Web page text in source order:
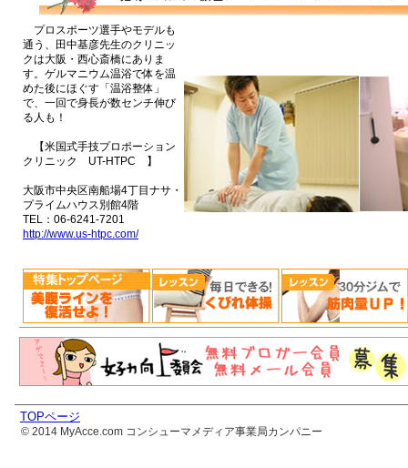
プロスポーツ選手やモデルも
通う、田中基彦先生のクリニッ
クは大阪・西心斎橋にありま
す。ゲルマニウム温浴で体を温
めた後にほぐす「温浴整体」
で、一回で身長が数センチ伸び
る人も！
【米国式手技プロポーション
クリニック UT-HTPC 】
大阪市中央区南船場4丁目ナサ・
プライムハウス別館4階
TEL：06-6241-7201
http://www.us-htpc.com/
TOPページ
© 2014 MyAcce.com コンシューマメディア事業局カンパニー